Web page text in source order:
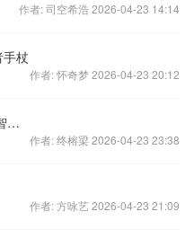
作者: 司空希浩 2026-04-23 14:14
手杖
作者: 怀奇梦 2026-04-23 20:12
《我煮三国》日本武将爆乱穿越斗智斗勇斗基情！
作者: 终榕梁 2026-04-23 23:38
作者: 方咏艺 2026-04-23 21:09